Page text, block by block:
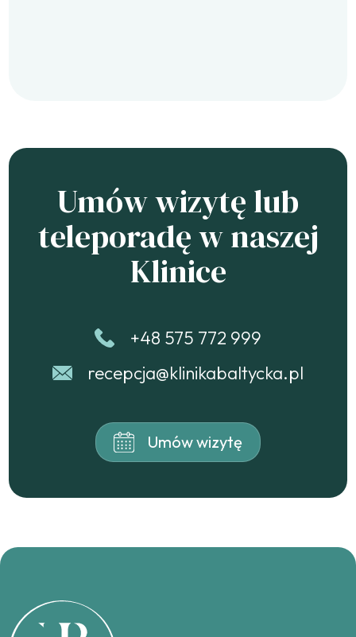
Umów wizytę lub
teleporadę w naszej
Klinice
+48 575 772 999
recepcja@klinikabaltycka.pl
Umów wizytę